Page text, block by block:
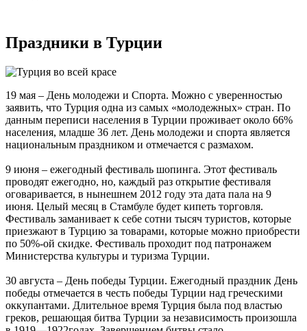
Праздники в Турции
19 мая – День молодежи и Спорта. Можно с уверенностью
заявить, что Турция одна из самых «молодежных» стран. По
данным переписи населения в Турции проживает около 66%
населения, младше 36 лет. День молодежи и спорта является
национальным праздником и отмечается с размахом.
9 июня – ежегодный фестиваль шопинга. Этот фестиваль
проводят ежегодно, но, каждый раз открытие фестиваля
оговаривается, в нынешнем 2012 году эта дата пала на 9
июня. Целый месяц в Стамбуле будет кипеть торговля.
Фестиваль заманивает к себе сотни тысяч туристов, которые
приезжают в Турцию за товарами, которые можно приобрести
по 50%-ой скидке. Фестиваль проходит под патронажем
Министерства культуры и туризма Турции.
30 августа – День победы Турции. Ежегодный праздник День
победы отмечается в честь победы Турции над греческими
оккупантами. Длительное время Турция была под властью
греков, решающая битва Турции за независимость произошла